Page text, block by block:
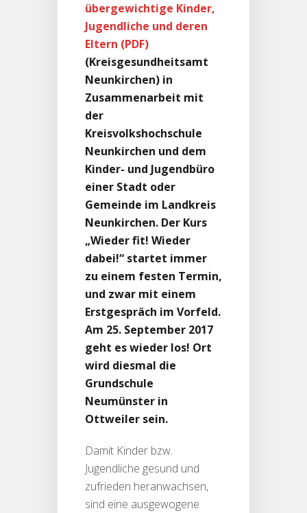
übergewichtige Kinder,
Jugendliche und deren
Eltern
(Kreisgesundheitsamt
Neunkirchen) in
Zusammenarbeit mit
der
Kreisvolkshochschule
Neunkirchen und dem
Kinder- und Jugendbüro
einer Stadt oder
Gemeinde im Landkreis
Neunkirchen. Der Kurs
„Wieder fit! Wieder
dabei!“ startet immer
zu einem festen Termin,
und zwar mit einem
Erstgespräch im Vorfeld.
Am 25. September 2017
geht es wieder los! Ort
wird diesmal die
Grundschule
Neumünster in
Ottweiler sein.
Damit Kinder bzw.
Jugendliche gesund und
zufrieden heranwachsen,
sind eine ausgewogene